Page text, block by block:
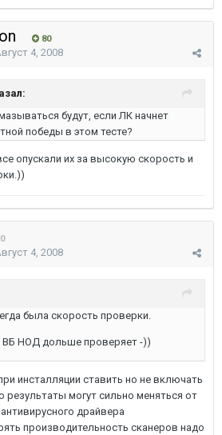
80
4, 2008
будут, если ЛК начнет
победы в этом тесте?
опускали их за высокую скорость и
4, 2008
была скорость проверки.
ВБ НОД дольше проверяет -))
инсталляции ставить но не включать
результаты могут сильно меняться от
драйвера
производительность сканеров надо